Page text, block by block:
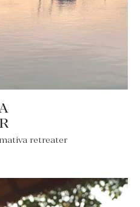
retreater